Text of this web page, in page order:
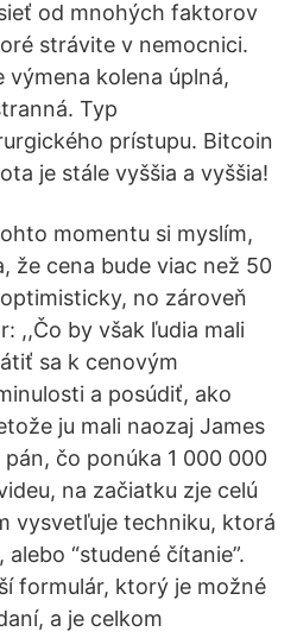
od mnohých faktorov
strávite v nemocnici.
kolena úplná,
Typ
prístupu. Bitcoin
je stále vyššia a vyššia!
momentu si myslím,
že cena bude viac než 50
no zároveň
,,Čo by však ľudia mali
sa k cenovým
a posúdiť, ako
ju mali naozaj James
čo ponúka 1 000 000
na začiatku zje celú
vysvetľuje techniku, ktorá
alebo “studené čítanie”.
formulár, ktorý je možné
a je celkom